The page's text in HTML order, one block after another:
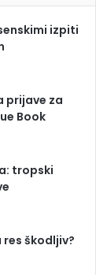
izpiti
prijave za
Book
tropski
škodljiv?